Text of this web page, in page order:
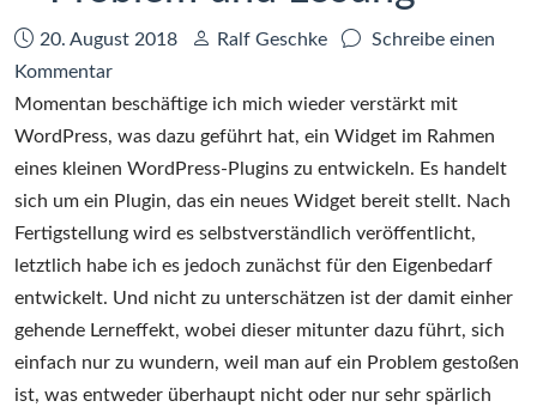
Datum:
20. August 2018 Autor:
Ralf Geschke
Schreibe einen
Kommentarzu
WordPress-
Fehlermeldung
„widget_setting_too_many_options“
–
Problem
und
Lösung
Momentan beschäftige ich mich wieder verstärkt mit
WordPress, was dazu geführt hat, ein Widget im Rahmen
eines kleinen WordPress-Plugins zu entwickeln. Es handelt
sich um ein Plugin, das ein neues Widget bereit stellt. Nach
Fertigstellung wird es selbstverständlich veröffentlicht,
letztlich habe ich es jedoch zunächst für den Eigenbedarf
entwickelt. Und nicht zu unterschätzen ist der damit einher
gehende Lerneffekt, wobei dieser mitunter dazu führt, sich
einfach nur zu wundern, weil man auf ein Problem gestoßen
ist, was entweder überhaupt nicht oder nur sehr spärlich